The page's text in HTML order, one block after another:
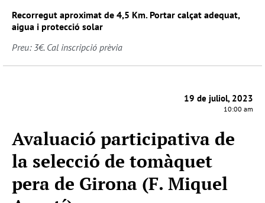
Recorregut aproximat de 4,5 Km. Portar calçat adequat,
aigua i protecció solar
Preu: 3€. Cal inscripció prèvia
19 de juliol, 2023
10:00 am
Avaluació participativa de
la selecció de tomàquet
pera de Girona (F. Miquel